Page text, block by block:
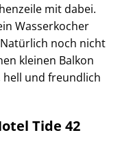
mit dabei.
Wasserkocher
noch nicht
kleinen Balkon
und freundlich
Tide 42